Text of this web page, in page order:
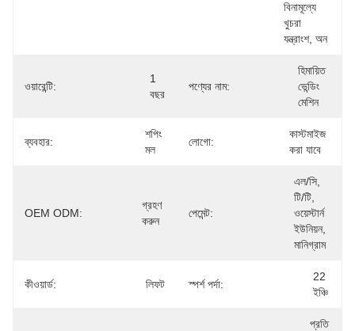
বিনামূল্যে
খুচরা
যন্ত্রাংশ, অন
ওয়ারেন্টি:
1
বছর
পণ্যের নাম:
হিমায়িত
ভেন্ডিং
মেশিন
ব্যবহার:
শপিং
মল
লোগো:
কাস্টমাইজ
করা যাবে
OEM ODM:
গ্রহণ
করুন
পেমেন্ট:
এল/সি,
টি/টি,
ওয়েস্টার্ন
ইউনিয়ন,
মানিগ্রাম
কীওয়ার্ড: লিফট স্পর্শ পর্দা:
22
ইঞ্চি
প্রতি